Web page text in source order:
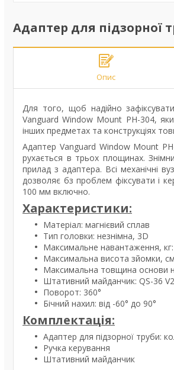
Адаптер для підзорної
Опис
Для того, щоб надійно
Vanguard Window Mount PH-304,
інших предметах та конструкціях
Адаптер Vanguard Window Mount
рухається в трьох площинах.
прилад з адаптера. Всі механічні
дозволяє бз проблем фіксувати і
100 мм включно.
Характеристики:
Матеріал: магнієвий сплав
Тип головки: незнімна, 3D
Максимальне навантаження,
Максимальна висота зйомки,
Максимальна товщина основи
Штативний майданчик: QS-36
Поворот: 360°
Бічний нахил: від -60° до 90°
Комплектація:
Адаптер для підзорної труби:
Ручка керування
Штативний майданчик